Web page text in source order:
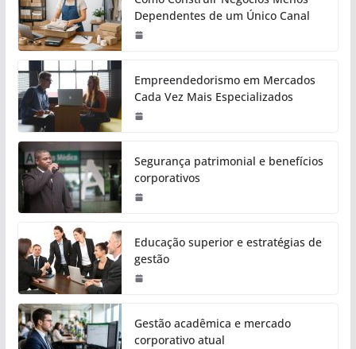
Dependentes de um Único Canal
Empreendedorismo em Mercados
Cada Vez Mais Especializados
Segurança patrimonial e benefícios
corporativos
Educação superior e estratégias de
gestão
Gestão acadêmica e mercado
corporativo atual